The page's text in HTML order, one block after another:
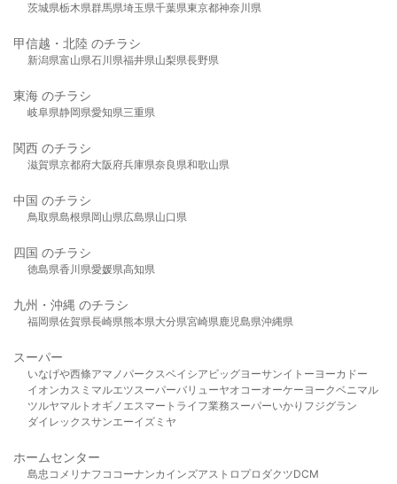
茨城県栃木県群馬県埼玉県千葉県東京都神奈川県
甲信越・北陸 のチラシ
新潟県富山県石川県福井県山梨県長野県
東海 のチラシ
岐阜県静岡県愛知県三重県
関西 のチラシ
滋賀県京都府大阪府兵庫県奈良県和歌山県
中国 のチラシ
鳥取県島根県岡山県広島県山口県
四国 のチラシ
徳島県香川県愛媛県高知県
九州・沖縄 のチラシ
福岡県佐賀県長崎県熊本県大分県宮崎県鹿児島県沖縄県
スーパー
いなげや西條アマノパークスベイシア ビッグヨーサンイトーヨーカドー
イオンカスミ マルエツスーパーバリューヤオコーオーケー ヨークベニマル
ツルヤマルト オギノ エスマート ライフ業務スーパーいかり フジグラン
ダイレックスサンエーイズミヤ
ホームセンター
島忠 コメリ ナフコ コーナンカインズアストロプロダクツDCM